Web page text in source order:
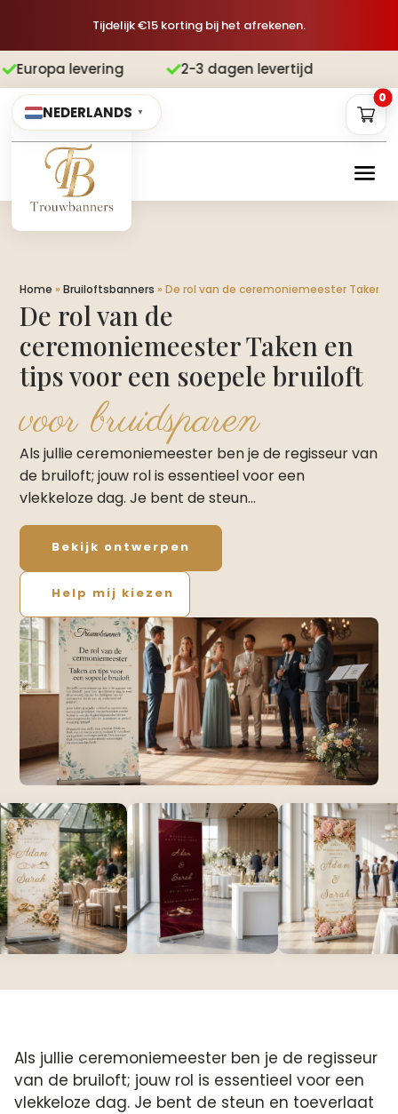
Tijdelijk €15 korting bij het afrekenen.
2-3 dagen levertijd
NEDERLANDS ▼
0
Home »Bruiloftsbanners »De rol van de ceremoniemeester Taken
De rol van de
ceremoniemeester Taken en
tips voor een soepele bruiloft
voor bruidsparen
Als jullie ceremoniemeester ben je de regisseur van
de bruiloft; jouw rol is essentieel voor een
vlekkeloze dag. Je bent de steun…
Bekijk ontwerpen
Help mij kiezen
Als jullie ceremoniemeester ben je de regisseur
van de bruiloft; jouw rol is essentieel voor een
vlekkeloze dag. Je bent de steun en toeverlaat